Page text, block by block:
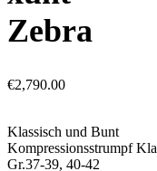
Zebra
€2,790.00
Klassisch und Bunt
Kompressionsstrumpf
Gr.37-39, 40-42